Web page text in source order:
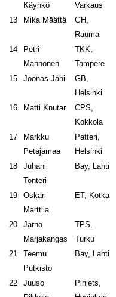
Käyhkö
Varkaus
13 Mika Määttä
GH,
Rauma
14
Petri
Mannonen
TKK,
Tampere
15 Joonas Jähi
GB,
Helsinki
16 Matti Knutar
CPS,
Kokkola
17
Markku
Petäjämaa
Patteri,
Helsinki
18
Juhani
Tonteri
Bay, Lahti
19
Oskari
Marttila
ET, Kotka
20
Jarno
Marjakangas
TPS,
Turku
21
Teemu
Putkisto
Bay, Lahti
22
Juuso
Pinjets,